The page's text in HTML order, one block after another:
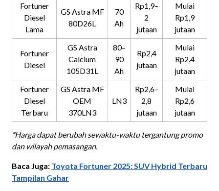
Fortuner
Diesel
Lama
GS Astra MF
80D26L
70
Ah
Rp1,9–
2
jutaan
Mulai
Rp1,9
jutaan
Fortuner
Diesel
GS Astra
Calcium
105D31L
80–
90
Ah
Rp2,4
jutaan
Mulai
Rp2,4
jutaan
Fortuner
Diesel
Terbaru
GS Astra MF
OEM
370LN3
LN3
Rp2,6–
2,8
jutaan
Mulai
Rp2,6
jutaan
*Harga dapat berubah sewaktu-waktu tergantung promo
dan wilayah pemasangan.
Baca Juga: Toyota Fortuner 2025: SUV Hybrid Terbaru
Tampilan Gahar